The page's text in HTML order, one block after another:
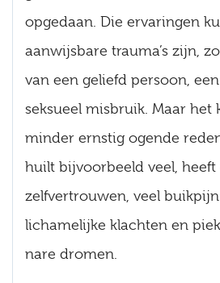
opgedaan. Die ervaringen
aanwijsbare trauma’s zijn,
van een geliefd persoon,
seksueel misbruik. Maar het
minder ernstig ogende
huilt bijvoorbeeld veel,
zelfvertrouwen, veel
lichamelijke klachten en
nare dromen.